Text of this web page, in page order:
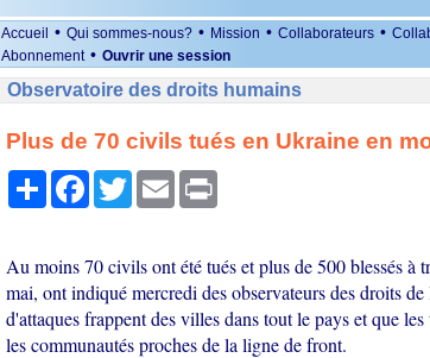
Accueil • Qui sommes-nous? • Mission • Collaborateurs •
Abonnement • Ouvrir une session
Observatoire des droits humains
Plus de 70 civils tués en Ukraine en
PartagerFacebook
TwitterEmail Print
Au moins 70 civils ont été tués et plus de 500 blessés à
mai, ont indiqué mercredi des observateurs des droits
d'attaques frappent des villes dans tout le pays et que
les communautés proches de la ligne de front.